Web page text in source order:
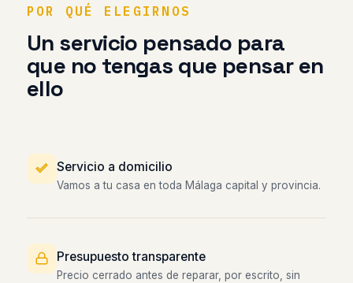
POR QUÉ ELEGIRNOS
Un servicio pensado para
que no tengas que pensar en
ello
Servicio a domicilio
Vamos a tu casa en toda Málaga capital y provincia.
Presupuesto transparente
Precio cerrado antes de reparar, por escrito, sin